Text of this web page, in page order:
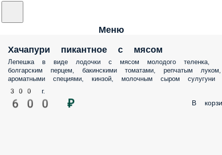
Меню
Хачапури пикантное с мясом
Лепешка в виде лодочки с мясом молодого теленка,
болгарским перцем, бакинскими томатами, репчатым луком,
ароматными специями, кинзой, молочным сыром сулугуни
300 г.
600 ₽ В